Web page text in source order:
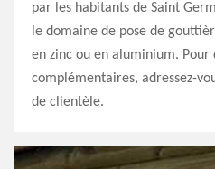
par les habitants de Saint
le domaine de pose de
en zinc ou en aluminium. Pour
complémentaires, adressez-
de clientèle.